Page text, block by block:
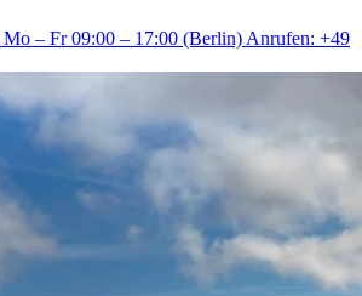
Mo – Fr 09:00 – 17:00 (Berlin)Anrufen: +49